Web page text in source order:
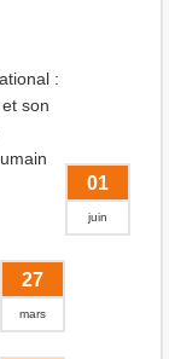
:
son
01
juin
27
mars